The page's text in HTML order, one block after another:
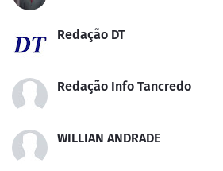
Redação DT
Redação Info Tancredo
WILLIAN ANDRADE